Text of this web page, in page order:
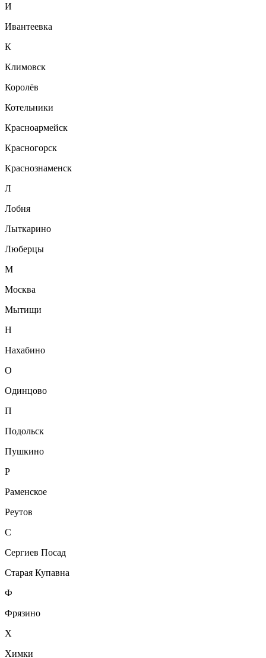
И
Ивантеевка
К
Климовск
Королёв
Котельники
Красноармейск
Красногорск
Краснознаменск
Л
Лобня
Лыткарино
Люберцы
М
Москва
Мытищи
Н
Нахабино
О
Одинцово
П
Подольск
Пушкино
Р
Раменское
Реутов
С
Сергиев Посад
Старая Купавна
Ф
Фрязино
Х
Химки